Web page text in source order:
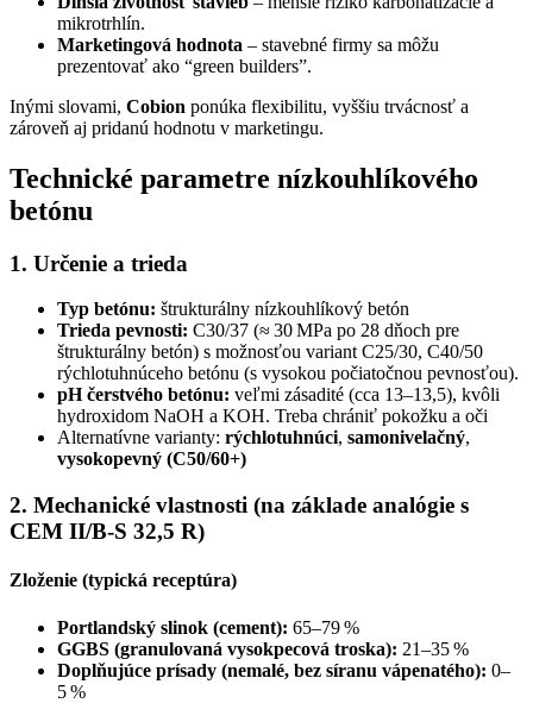
mikrotrhlín.
Marketingová hodnota – stavebné firmy sa môžu
prezentovať ako “green builders”.
Inými slovami, Cobion ponúka flexibilitu, vyššiu trvácnosť a
zároveň aj pridanú hodnotu v marketingu.
Technické parametre nízkouhlíkového
betónu
1. Určenie a trieda
Typ betónu: štrukturálny nízkouhlíkový betón
Trieda pevnosti: C30/37 (≈ 30 MPa po 28 dňoch pre
štrukturálny betón) s možnosťou variant C25/30, C40/50
rýchlotuhnúceho betónu (s vysokou počiatočnou pevnosťou).
pH čerstvého betónu: veľmi zásadité (cca 13–13,5), kvôli
hydroxidom NaOH a KOH. Treba chrániť pokožku a oči
Alternatívne varianty: rýchlotuhnúci, samonivelačný,
vysokopevný (C50/60+)
2. Mechanické vlastnosti (na základe analógie s
CEM II/B-S 32,5 R)
Zloženie (typická receptúra)
Portlandský slinok (cement): 65–79 %
GGBS (granulovaná vysokpecová troska): 21–35 %
Doplňujúce prísady (nemalé, bez síranu vápenatého): 0–
5 %